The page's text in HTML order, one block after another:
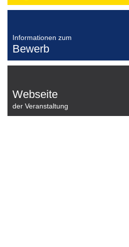
Informationen zum
Bewerb
Webseite
der Veranstaltung